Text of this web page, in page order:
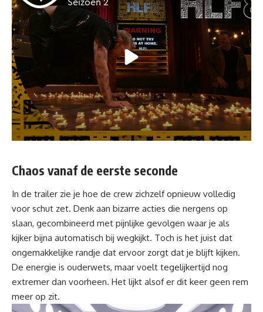
Chaos vanaf de eerste seconde
In de trailer zie je hoe de crew zichzelf opnieuw volledig
voor schut zet. Denk aan bizarre acties die nergens op
slaan, gecombineerd met pijnlijke gevolgen waar je als
kijker bijna automatisch bij wegkijkt. Toch is het juist dat
ongemakkelijke randje dat ervoor zorgt dat je blijft kijken.
De energie is ouderwets, maar voelt tegelijkertijd nog
extremer dan voorheen. Het lijkt alsof er dit keer geen rem
meer op zit.